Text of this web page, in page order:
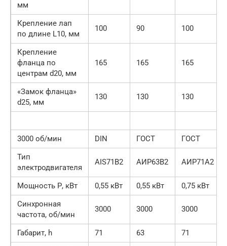
мм
Крепление лап
по длине L10, мм
100 90 100
Крепление
фланца по
центрам d20, мм
165 165 165
«Замок фланца»
d25, мм
130 130 130
3000 об/мин DIN ГОСТ
ГОСТ
Тип
электродвигателя
АIS71В2 АИР63В2 АИР71А2
Мощность Р, кВт 0,55 кВт 0,55 кВт
0,75 кВт
Синхронная
частота, об/мин
3000 3000 3000
Габарит, h 71 63
71